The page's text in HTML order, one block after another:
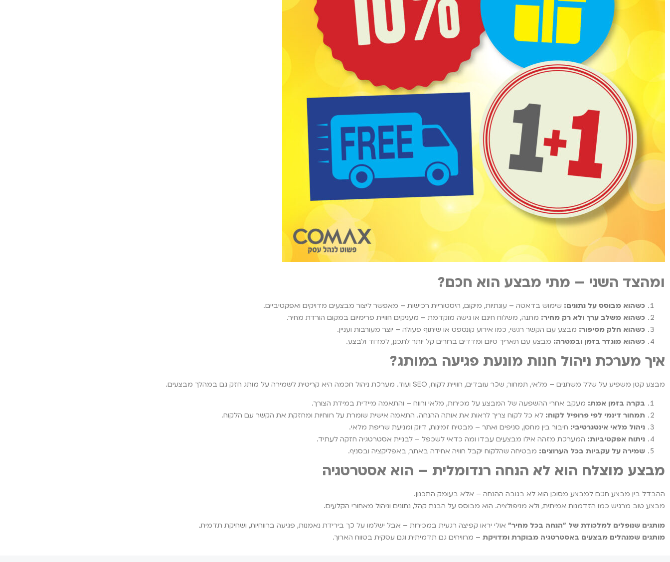
ומהצד השני – מתי מבצע הוא חכם?
כשהוא מבוסס על נתונים: שימוש בדאטה – עונתיות, מיקום, היסטוריית רכישות – מאפשר ליצור מבצעים מדויקים ואפקטיביים.
כשהוא משלב ערך ולא רק מחיר: מתנה, משלוח חינם או גישה מוקדמת – מעניקים חוויית פרימיום במקום הורדת מחיר.
כשהוא חלק מסיפור: מבצע עם הקשר רגשי, כמו אירוע קונספט או שיתוף פעולה – יוצר מעורבות ועניין.
כשהוא מוגדר בזמן ובמטרה: מבצע עם תאריך סיום ומדדים ברורים קל יותר לתכנן, למדוד ולבצע.
איך מערכת ניהול חנות מונעת פגיעה במותג?
מבצע קטן משפיע על שלל משתנים – מלאי, תמחור, שכר עובדים, חוויית לקוח, SEO ועוד. מערכת ניהול חכמה היא קריטית לשמירה על מותג חזק גם במהלך מבצעים.
בקרה בזמן אמת: מעקב אחרי ההשפעה של המבצע על מכירות, מלאי ורווח – והתאמה מיידית במידת הצורך.
תמחור דינמי לפי פרופיל לקוח: לא כל לקוח צריך לראות את אותה ההנחה. התאמה אישית שומרת על רווחיות ומחזקת את הקשר עם הלקוח.
ניהול מלאי אינטגרטיבי: חיבור בין מחסן, סניפים ואתר – מבטיח זמינות, דיוק ומניעת שריפת מלאי.
ניתוח אפקטיביות: המערכת מזהה אילו מבצעים עבדו ומה כדאי לשכפל – לבניית אסטרטגיה חזקה לעתיד.
שמירה על עקביות בכל הערוצים: מבטיחה שהלקוח יקבל חוויה אחידה באתר, באפליקציה ובסניף.
מבצע מוצלח הוא לא הנחה רנדומלית – הוא אסטרטגיה
ההבדל בין מבצע חכם למבצע מסוכן הוא לא בגובה ההנחה – אלא בעומק התכנון.
מבצע טוב מרגיש כמו הזדמנות אמיתית, ולא מניפולציה. הוא מבוסס על הבנת קהל, נתונים וניהול מאחורי הקלעים.
מותגים שנופלים למלכודת של "הנחה בכל מחיר" אולי יראו קפיצה רגעית במכירות – אבל ישלמו על כך בירידת נאמנות, פגיעה ברווחיות, ושחיקת תדמית.
מותגים שמנהלים מבצעים באסטרטגיה מבוקרת ומדויקת – מרוויחים גם תדמיתית וגם עסקית בטווח הארוך.